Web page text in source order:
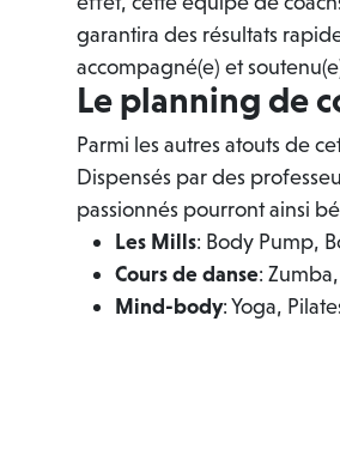
garantira des résultats
accompagné(e) et
Le planning de
Parmi les autres atouts de
Dispensés par des
passionnés pourront ainsi
Les Mills: Body Pump,
Cours de danse:
Mind-body: Yoga,